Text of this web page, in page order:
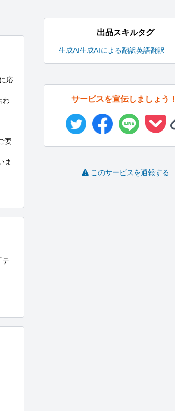
応
わ
要
ま
テ
出品スキルタグ
生成AI生成AIによる翻訳英語翻訳
サービスを宣伝しましょう！
このサービスを通報する